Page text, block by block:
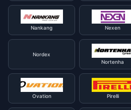
Nankang Nexen
Nordex
Nortenha
Ovation Pirelli